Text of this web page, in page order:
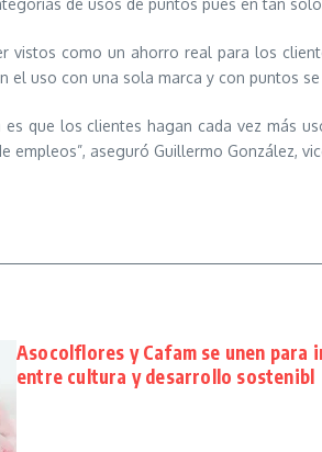
de usos de puntos pues en tan
vistos como un ahorro real para los
el uso con una sola marca y con puntos
es que los clientes hagan cada vez más
empleos”, aseguró Guillermo González,
Asocolflores y Cafam se unen para
entre cultura y desarrollo sostenibl